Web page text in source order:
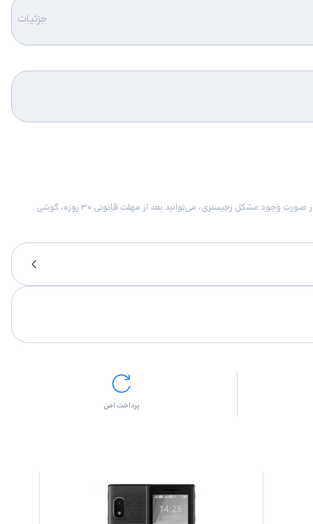
جزئیات
امکان برگشت کالا در گروه موبایل با دلیل “انصراف از خرید“ تنها در صورتی مورد قبول است که پلمب کالا باز نشده باشد. تمام گوشی‌های جی‌اس‌ام ضمانت رجیستری دارند. در صورت وجود مشکل رجیستری، می‌توانید بعد از مهلت قانونی ۳۰ روزه، گوشی
پرداخت امن